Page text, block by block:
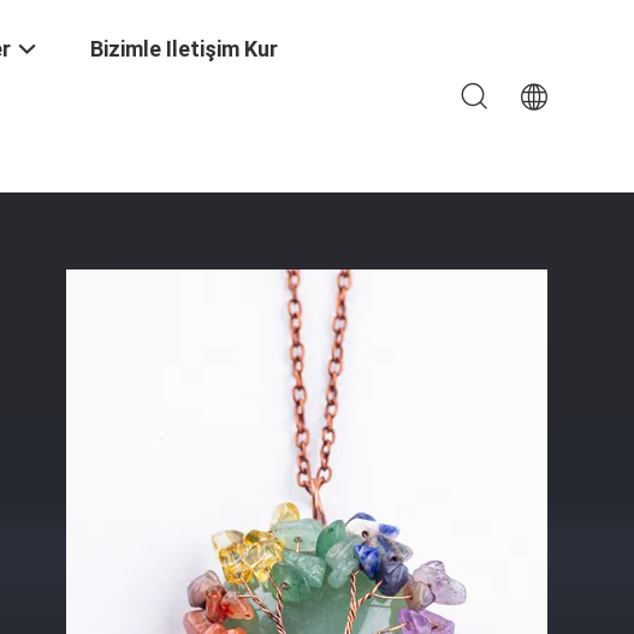
Bizimle Iletişim Kur